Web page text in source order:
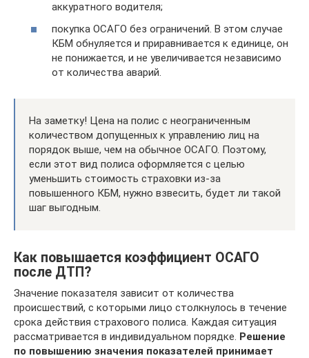
аккуратного водителя;
покупка ОСАГО без ограничений. В этом случае
КБМ обнуляется и приравнивается к единице, он
не понижается, и не увеличивается независимо
от количества аварий.
На заметку! Цена на полис с неограниченным
количеством допущенных к управлению лиц на
порядок выше, чем на обычное ОСАГО. Поэтому,
если этот вид полиса оформляется с целью
уменьшить стоимость страховки из-за
повышенного КБМ, нужно взвесить, будет ли такой
шаг выгодным.
Как повышается коэффициент ОСАГО
после ДТП?
Значение показателя зависит от количества
происшествий, с которыми лицо столкнулось в течение
срока действия страхового полиса. Каждая ситуация
рассматривается в индивидуальном порядке. Решение
по повышению значения показателей принимает